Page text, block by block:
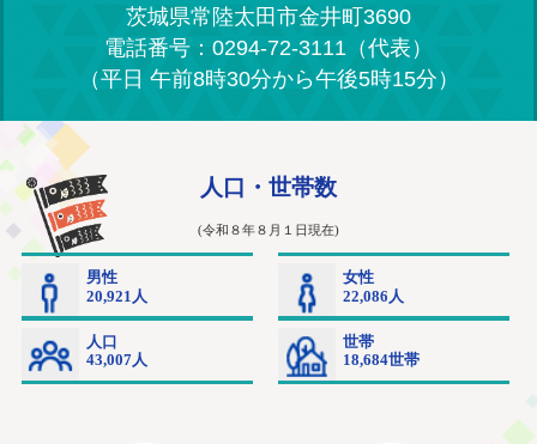
茨城県常陸太田市金井町3690
電話番号：0294-72-3111（代表）
（平日 午前8時30分から午後5時15分）